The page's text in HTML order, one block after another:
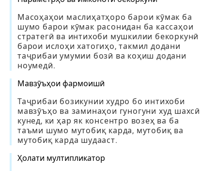
Масоҳаҳои маслиҳатҳоро барои кӯмак ба
шумо барои кӯмак расонидан ба кассаҳои
стратегӣ ва интихоби мушкилии бекоркунӣ
барои ислоҳи хатогиҳо, такмил додани
таҷрибаи умумии бозӣ ва коҳиш додани
ноумедӣ.
Мавзӯъҳои фармоишӣ
Таҷрибаи бозикунии худро бо интихоби
мавзӯъҳо ва заминаҳои гуногуни худ шахсӣ
кунед, ки ҳар як консентро возеҳ ва ба
таъми шумо мутобиқ карда, мутобиқ ва
мутобиқ карда шудааст.
Ҳолати мултипликатор